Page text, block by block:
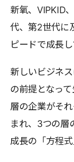
新氧、VIPKID
代、第2世代に
ピードで成長し
新しいビジネ
の前提となっ
層の企業がそ
まれ、3つの層
成長の「方程式